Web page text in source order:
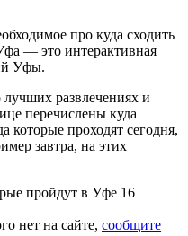
про куда сходить
— это интерактивная
Уфы.
развлечениях и
перечислены куда
которые проходят сегодня,
завтра, на этих
пройдут в Уфе 16
нет на сайте, сообщите